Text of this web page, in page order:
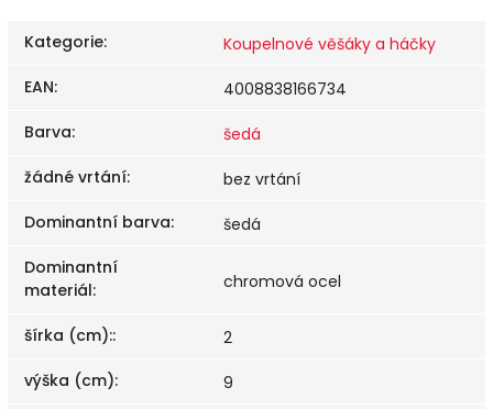
Kategorie:
Koupelnové věšáky a háčky
EAN:
4008838166734
Barva:
šedá
žádné vrtání:
bez vrtání
Dominantní barva:
šedá
Dominantní
materiál: chromová ocel
šírka (cm)::
2
výška (cm): 9